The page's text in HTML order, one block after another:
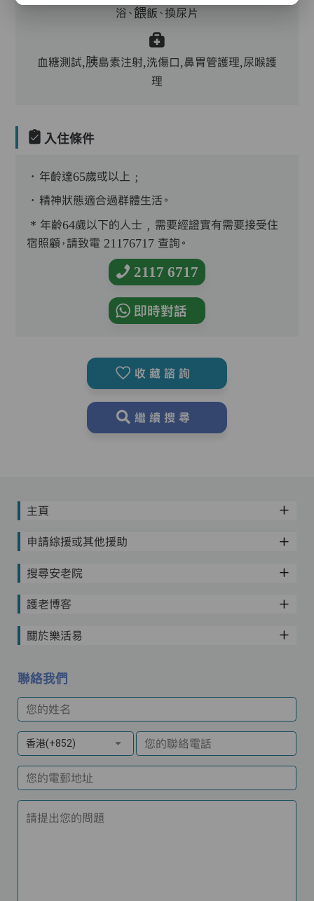
浴、餵飯、換尿片
血糖測試,胰島素注射,洗傷口,鼻胃管護理,尿喉護
理
入住條件
．年齡達65歲或以上﹔
．精神狀態適合過群體生活。
* 年齡64歲以下的人士﹐需要經證實有需要接受住
宿照顧，請致電 21176717 查詢。
2117 6717
即時對話
收藏諮詢
繼續搜尋
主頁
申請綜援或其他援助
搜尋安老院
護老博客
關於樂活易
聯絡我們
您的姓名
香港(+852) 您的聯絡電話
您的電郵地址
請提出您的問題